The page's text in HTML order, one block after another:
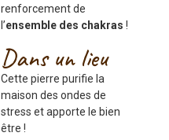
renforcement de
l’ensemble des chakras !
Dans un lieu
Cette pierre purifie la
maison des ondes de
stress et apporte le bien
être !